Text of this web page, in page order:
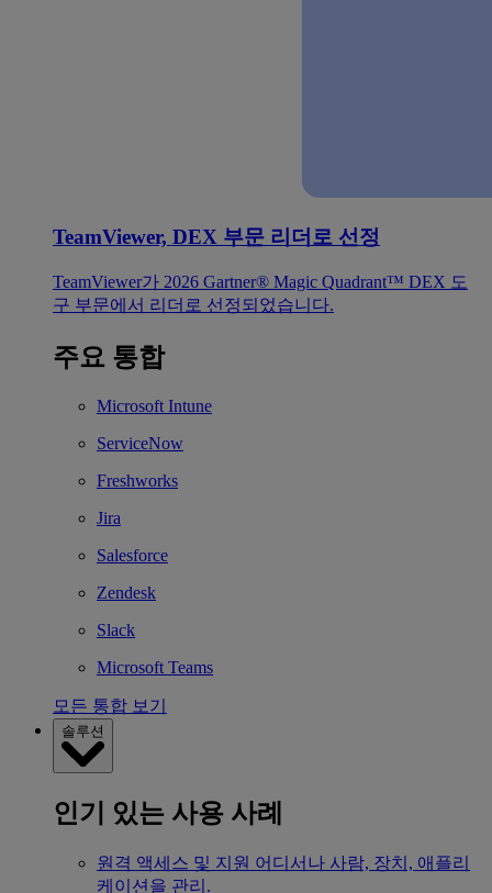
TeamViewer, DEX 부문 리더로 선정
TeamViewer가 2026 Gartner® Magic Quadrant™ DEX 도
구 부문에서 리더로 선정되었습니다.
주요 통합
Microsoft Intune
ServiceNow
Freshworks
Jira
Salesforce
Zendesk
Slack
Microsoft Teams
모든 통합 보기
솔루션
인기 있는 사용 사례
원격 액세스 및 지원 어디서나 사람, 장치, 애플리
케이션을 관리.